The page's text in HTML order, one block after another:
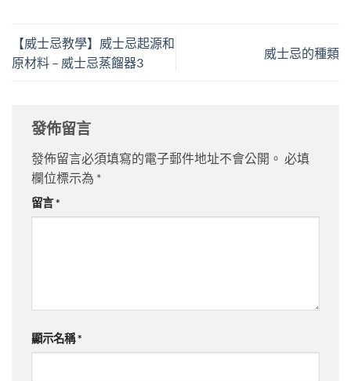
【威士忌教學】威士忌起源和
原材料 – 威士忌蒸餾器3
威士忌的種類
發佈留言
發佈留言必須填寫的電子郵件地址不會公開。 必填
欄位標示為 *
留言*
顯示名稱*